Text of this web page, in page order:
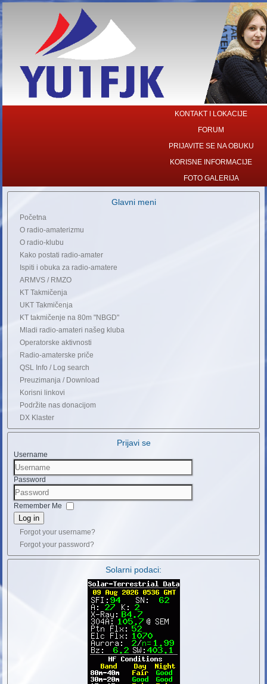
KONTAKT I LOKACIJE
FORUM
PRIJAVITE SE NA OBUKU
KORISNE INFORMACIJE
FOTO GALERIJA
Glavni meni
Početna
O radio-amaterizmu
O radio-klubu
Kako postati radio-amater
Ispiti i obuka za radio-amatere
ARMVS / RMZO
KT Takmičenja
UKT Takmičenja
KT takmičenje na 80m "NBGD"
Mladi radio-amateri našeg kluba
Operatorske aktivnosti
Radio-amaterske priče
QSL Info / Log search
Preuzimanja / Download
Korisni linkovi
Podržite nas donacijom
DX Klaster
Prijavi se
Username
Password
Remember Me
Log in
Forgot your username?
Forgot your password?
Solarni podaci: